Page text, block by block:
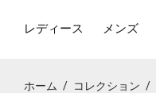
レディース メンズ
ホーム / コレクション /